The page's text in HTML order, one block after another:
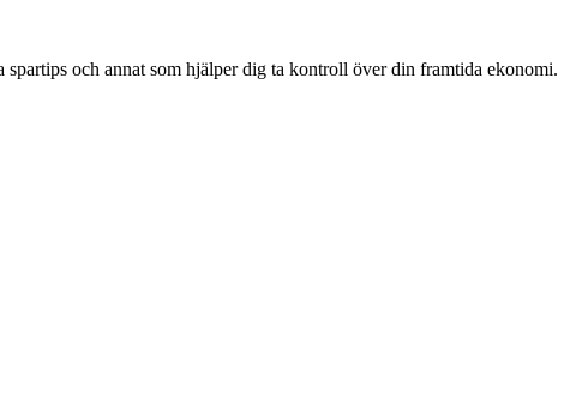
och annat som hjälper dig ta kontroll över din framtida ekonomi.